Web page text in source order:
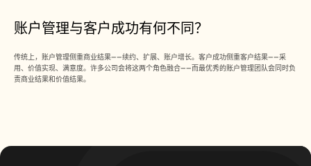
账户管理与客户成功有何不同？
传统上，账户管理侧重商业结果——续约、扩展、账户增长。客户成功侧重客户结果——采
用、价值实现、满意度。许多公司会将这两个角色融合——而最优秀的账户管理团队会同时负
责商业结果和价值结果。